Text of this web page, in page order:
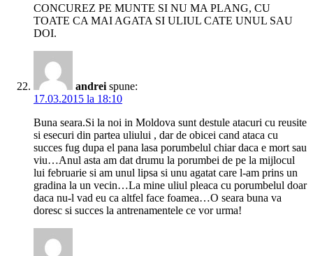
CONCUREZ PE MUNTE SI NU MA PLANG, CU
TOATE CA MAI AGATA SI ULIUL CATE UNUL SAU
DOI.
andrei spune:
17.03.2015 la 18:10
Buna seara.Si la noi in Moldova sunt destule atacuri cu reusite
si esecuri din partea uliului , dar de obicei cand ataca cu
succes fug dupa el pana lasa porumbelul chiar daca e mort sau
viu…Anul asta am dat drumu la porumbei de pe la mijlocul
lui februarie si am unul lipsa si unu agatat care l-am prins un
gradina la un vecin…La mine uliul pleaca cu porumbelul doar
daca nu-l vad eu ca altfel face foamea…O seara buna va
doresc si succes la antrenamentele ce vor urma!